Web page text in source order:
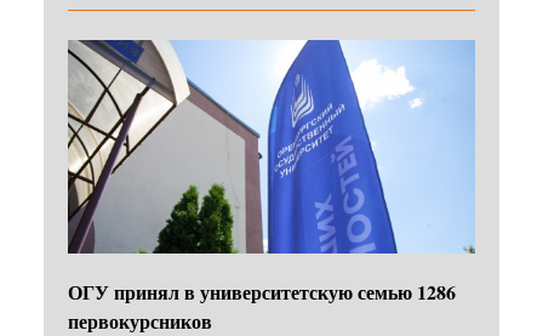
ОГУ принял в университетскую семью 1286
первокурсников